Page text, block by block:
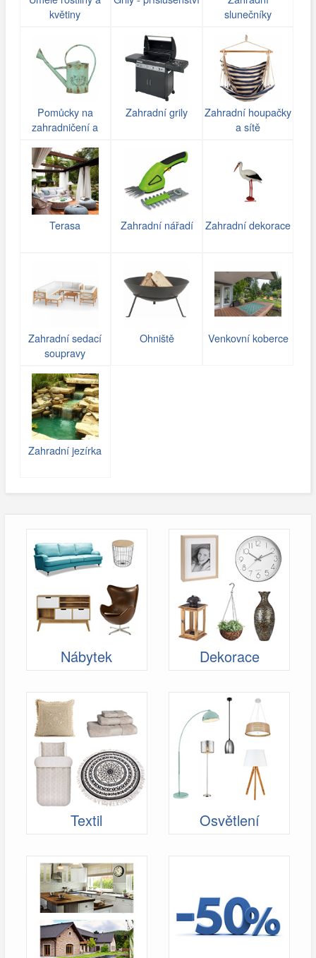
květiny
slunečníky
Pomůcky na
zahradničení a
Zahradní grily
Zahradní houpačky
a sítě
Terasa Zahradní nářadí Zahradní dekorace
Zahradní sedací
soupravy
Ohniště Venkovní koberce
Zahradní jezírka
Nábytek Dekorace
Textil Osvětlení